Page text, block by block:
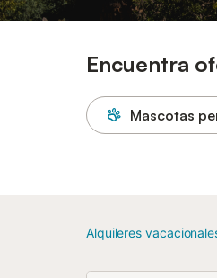
Encuentra
Mascotas
Alquileres